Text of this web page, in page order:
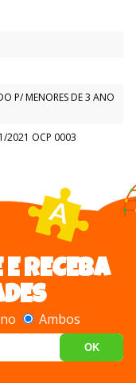
P/ MENORES DE 3 ANO
2021 OCP 0003
RECEBA
Ambos
OK